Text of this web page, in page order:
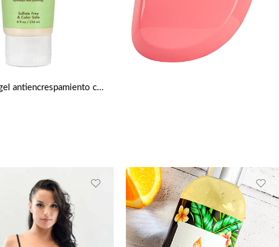
Crema en gel antiencrespamiento con karité virgen y cupuazú de Shea Moisture 249 m